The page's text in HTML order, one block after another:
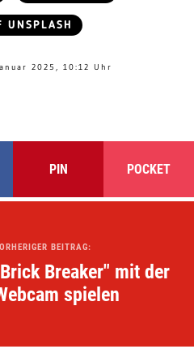
UNSPLASH
2025, 10:12 Uhr
PIN POCKET
BEITRAG:
Breaker" mit der
spielen